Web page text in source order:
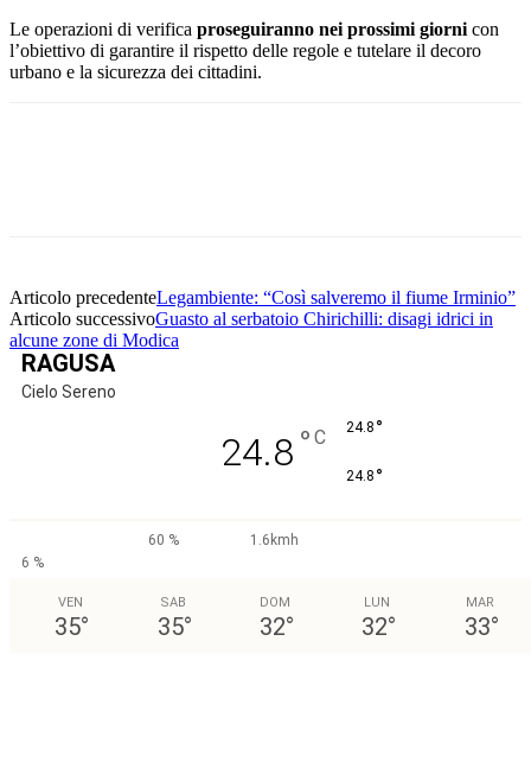
Le operazioni di verifica proseguiranno nei prossimi giorni con
l’obiettivo di garantire il rispetto delle regole e tutelare il decoro
urbano e la sicurezza dei cittadini.
Articolo precedenteLegambiente: “Così salveremo il fiume Irminio”
Articolo successivoGuasto al serbatoio Chirichilli: disagi idrici in
alcune zone di Modica
RAGUSA
Cielo Sereno
24.8 ° C 24.8 °
24.8 °
60 %
1.6kmh
6 %
VEN
35°
SAB
35°
DOM
32°
LUN
32°
MAR
33°